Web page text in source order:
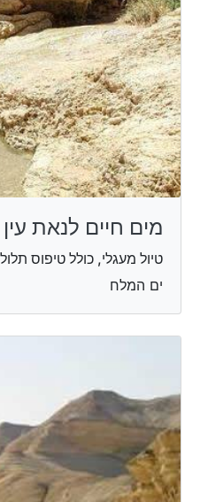
מים חיים לנאת
טיול מעגלי, כולל טיפוס
ים המלח